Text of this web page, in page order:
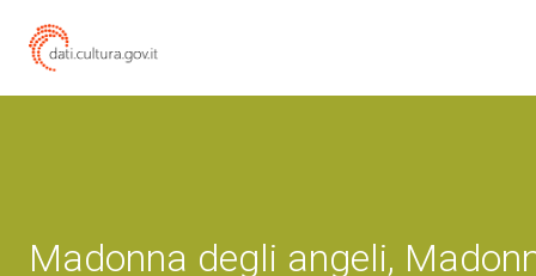
Madonna degli angeli,